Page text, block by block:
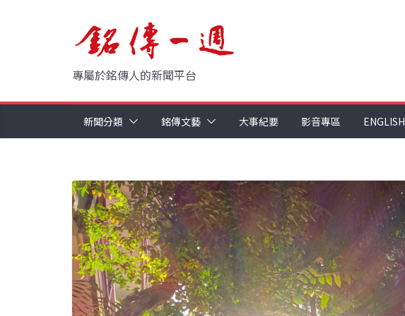
專屬於銘傳人的新聞平台
新聞分類 銘傳文藝 大事紀要 影音專區 ENGLISH